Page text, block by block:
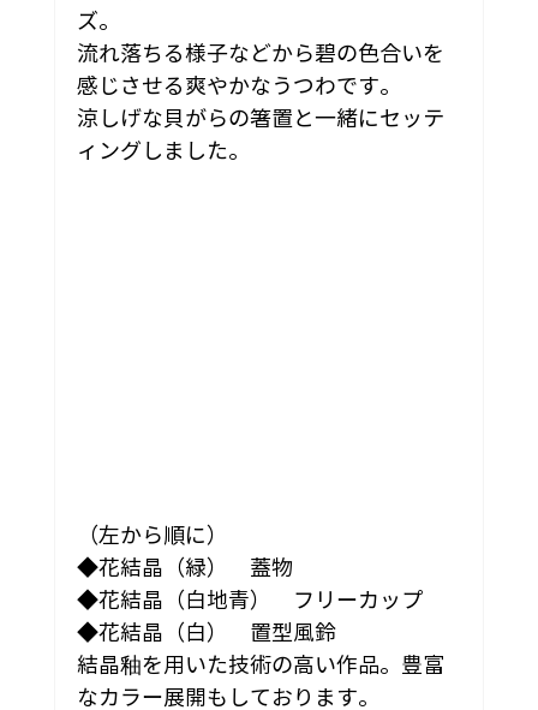
ズ。
流れ落ちる様子などから碧の色合いを
感じさせる爽やかなうつわです。
涼しげな貝がらの箸置と一緒にセッテ
ィングしました。
（左から順に）
◆花結晶（緑）　蓋物
◆花結晶（白地青）　フリーカップ
◆花結晶（白）　置型風鈴
結晶釉を用いた技術の高い作品。豊富
なカラー展開もしております。